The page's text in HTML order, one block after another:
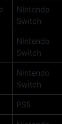
Nintendo
Switch
Nintendo
Switch
Nintendo
Switch
PS5